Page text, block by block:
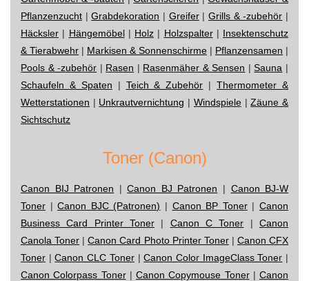
Pflanzenzucht |Grabdekoration | Greifer|Grills & -zubehör |
Häcksler | Hängemöbel| Holz | Holzspalter| Insektenschutz
& Tierabwehr | Markisen & Sonnenschirme | Pflanzensamen |
Pools & -zubehör | Rasen | Rasenmäher & Sensen |Sauna |
Schaufeln & Spaten | Teich & Zubehör |Thermometer &
Wetterstationen | Unkrautvernichtung | Windspiele|Zäune &
Sichtschutz
Toner (Canon)
Canon BIJ Patronen |Canon BJ Patronen | Canon BJ-W
Toner |Canon BJC (Patronen) | Canon BP Toner|Canon
Business Card Printer Toner | Canon C Toner |Canon
Canola Toner |Canon Card Photo Printer Toner| Canon CFX
Toner |Canon CLC Toner|Canon Color ImageClass Toner |
Canon Colorpass Toner| Canon Copymouse Toner| Canon